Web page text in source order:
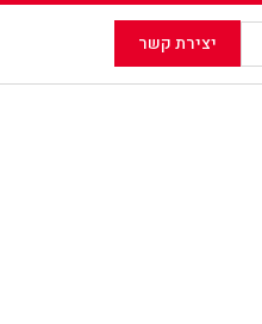
יצירת קשר